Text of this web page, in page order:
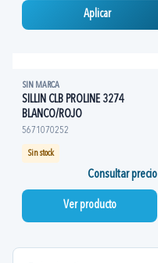
Aplicar
SIN MARCA
SILLIN CLB PROLINE 3274
BLANCO/ROJO
5671070252
Sin stock
Consultar precio
Ver producto